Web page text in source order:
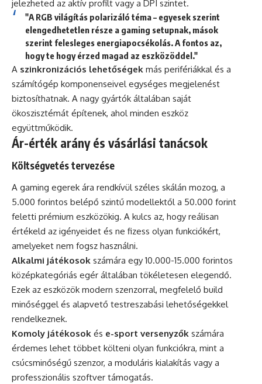
jelezheted az aktív profilt vagy a DPI szintet.
"A RGB világítás polarizáló téma – egyesek szerint
elengedhetetlen része a gaming setupnak, mások
szerint felesleges energiapocsékolás. A fontos az,
hogy te hogy érzed magad az eszközöddel."
A szinkronizációs lehetőségek más perifériákkal és a
számítógép komponenseivel egységes megjelenést
biztosíthatnak. A nagy gyártók általában saját
ökoszisztémát építenek, ahol minden eszköz
együttműködik.
Ár-érték arány és vásárlási tanácsok
Költségvetés tervezése
A gaming egerek ára rendkívül széles skálán mozog, a
5.000 forintos belépő szintű modellektől a 50.000 forint
feletti prémium eszközökig. A kulcs az, hogy reálisan
értékeld az igényeidet és ne fizess olyan funkciókért,
amelyeket nem fogsz használni.
Alkalmi játékosok számára egy 10.000-15.000 forintos
középkategóriás egér általában tökéletesen elegendő.
Ezek az eszközök modern szenzorral, megfelelő build
minőséggel és alapvető testreszabási lehetőségekkel
rendelkeznek.
Komoly játékosok és e-sport versenyzők számára
érdemes lehet többet költeni olyan funkciókra, mint a
csúcsminőségű szenzor, a moduláris kialakítás vagy a
professzionális szoftver támogatás.